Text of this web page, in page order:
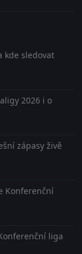
kde sledovat
2026 i o
zápasy živě
Konferenční
liga